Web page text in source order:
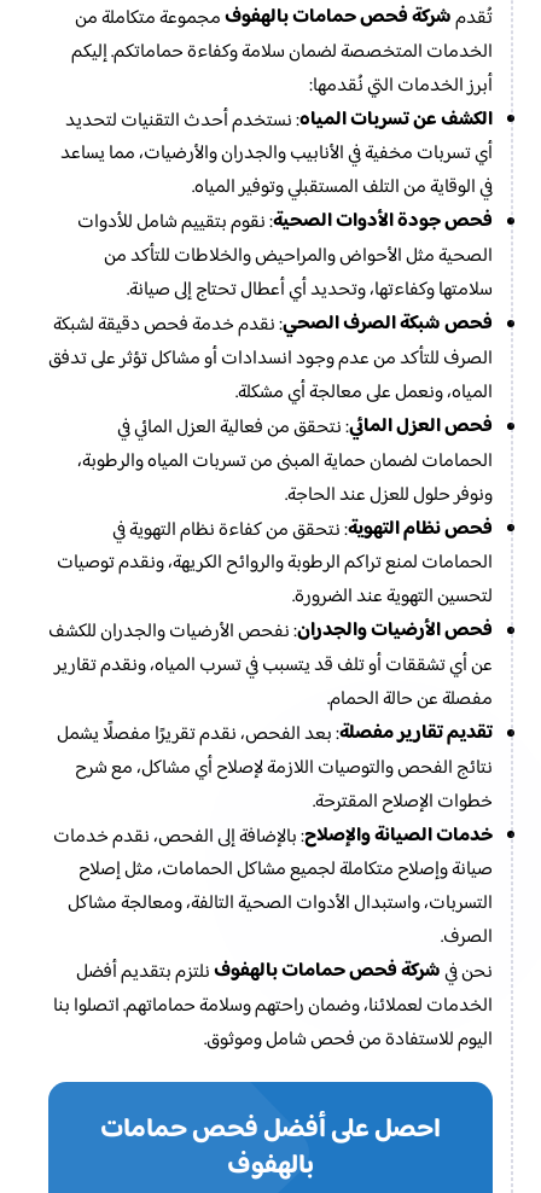
تُقدمشركة فحص حمامات بالهفوفمجموعة متكاملة من
الخدمات المتخصصة لضمان سلامة وكفاءة حماماتكم. إليكم
أبرز الخدمات التي نُقدمها:
الكشف عن تسربات المياه: نستخدم أحدث التقنيات لتحديد
أي تسربات مخفية في الأنابيب والجدران والأرضيات، مما يساعد
في الوقاية من التلف المستقبلي وتوفير المياه.
فحص جودة الأدوات الصحية: نقوم بتقييم شامل للأدوات
الصحية مثل الأحواض والمراحيض والخلاطات للتأكد من
سلامتها وكفاءتها، وتحديد أي أعطال تحتاج إلى صيانة.
فحص شبكة الصرف الصحي: نقدم خدمة فحص دقيقة لشبكة
الصرف للتأكد من عدم وجود انسدادات أو مشاكل تؤثر على تدفق
المياه، ونعمل على معالجة أي مشكلة.
فحص العزل المائي: نتحقق من فعالية العزل المائي في
الحمامات لضمان حماية المبنى من تسربات المياه والرطوبة،
ونوفر حلول للعزل عند الحاجة.
فحص نظام التهوية: نتحقق من كفاءة نظام التهوية في
الحمامات لمنع تراكم الرطوبة والروائح الكريهة، ونقدم توصيات
لتحسين التهوية عند الضرورة.
فحص الأرضيات والجدران: نفحص الأرضيات والجدران للكشف
عن أي تشققات أو تلف قد يتسبب في تسرب المياه، ونقدم تقارير
مفصلة عن حالة الحمام.
تقديم تقارير مفصلة: بعد الفحص، نقدم تقريرًا مفصلًا يشمل
نتائج الفحص والتوصيات اللازمة لإصلاح أي مشاكل، مع شرح
خطوات الإصلاح المقترحة.
خدمات الصيانة والإصلاح: بالإضافة إلى الفحص، نقدم خدمات
صيانة وإصلاح متكاملة لجميع مشاكل الحمامات، مثل إصلاح
التسربات، واستبدال الأدوات الصحية التالفة، ومعالجة مشاكل
الصرف.
نحن فيشركة فحص حمامات بالهفوفنلتزم بتقديم أفضل
الخدمات لعملائنا، وضمان راحتهم وسلامة حماماتهم. اتصلوا بنا
اليوم للاستفادة من فحص شامل وموثوق.
احصل على أفضل فحص حمامات
بالهفوف